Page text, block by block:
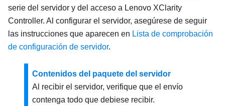
serie del servidor y del acceso a Lenovo XClarity
Controller. Al configurar el servidor, asegúrese de seguir
las instrucciones que aparecen en Lista de comprobación
de configuración de servidor.
Contenidos del paquete del servidor
Al recibir el servidor, verifique que el envío
contenga todo que debiese recibir.